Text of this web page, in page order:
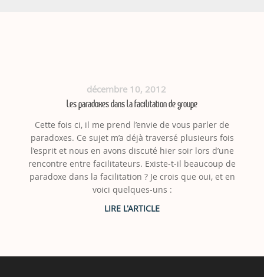
décembre 10, 2012
Les paradoxes dans la facilitation de groupe
Cette fois ci, il me prend l’envie de vous parler de
paradoxes. Ce sujet m’a déjà traversé plusieurs fois
l’esprit et nous en avons discuté hier soir lors d’une
rencontre entre facilitateurs. Existe-t-il beaucoup de
paradoxe dans la facilitation ? Je crois que oui, et en
voici quelques-uns :